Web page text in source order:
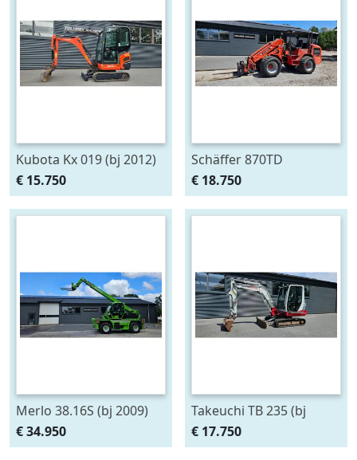
Kubota Kx 019 (bj 2012)
€ 15.750
Schäffer 870TD
€ 18.750
Merlo 38.16S (bj 2009)
€ 34.950
Takeuchi TB 235 (bj
2010)
€ 17.750